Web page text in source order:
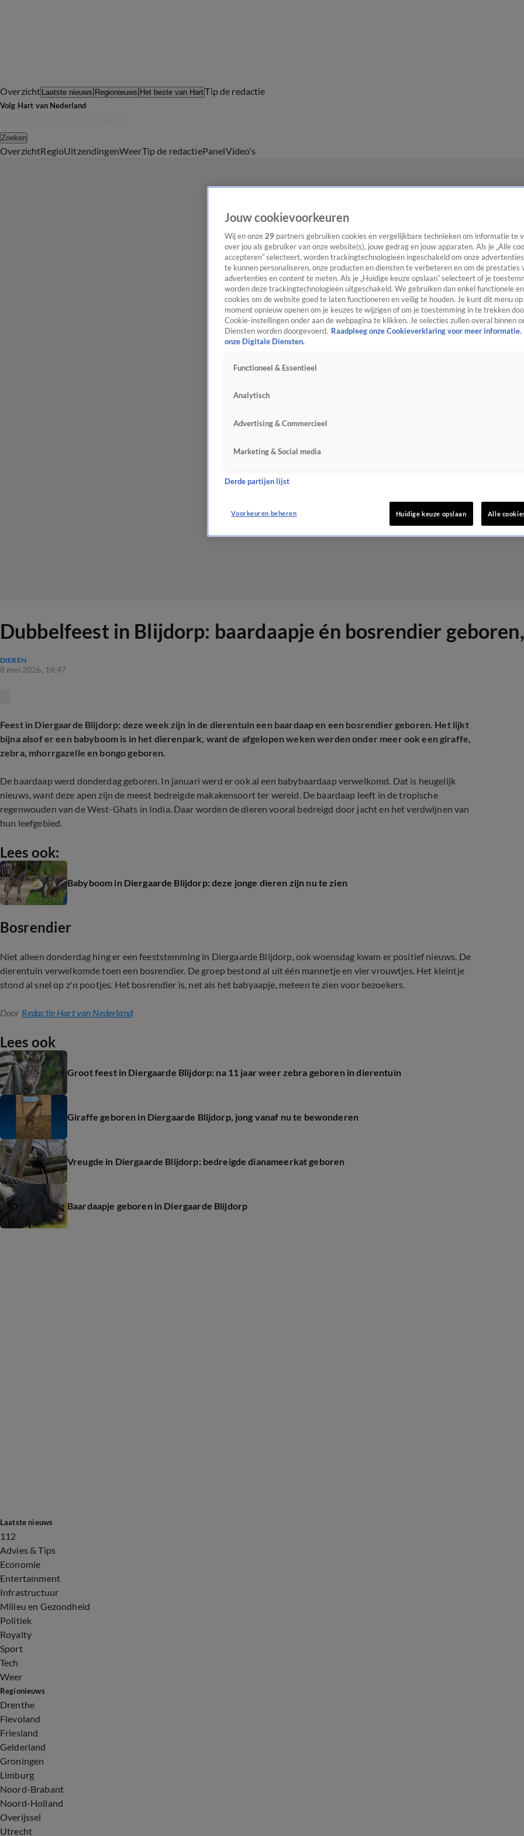
Overzicht Laatste nieuws Regionieuws Het beste van HartTip de redactie
Volg Hart van Nederland
Zoeken
OverzichtRegioUitzendingenWeerTip de redactiePanelVideo's
Dubbelfeest in Blijdorp: baardaapje én bosrendier
DIEREN
8 mei 2026, 14:47
Feest in Diergaarde Blijdorp: deze week zijn in de dierentuin een baardaap en een bosrendier geboren. Het lijkt
bijna alsof er een babyboom is in het dierenpark, want de afgelopen weken werden onder meer ook een giraffe,
zebra, mhorrgazelle en bongo geboren.
De baardaap werd donderdag geboren. In januari werd er ook al een babybaardaap verwelkomd. Dat is heugelijk
nieuws, want deze apen zijn de meest bedreigde makakensoort ter wereld. De baardaap leeft in de tropische
regenwouden van de West-Ghats in India. Daar worden de dieren vooral bedreigd door jacht en het verdwijnen van
hun leefgebied.
Lees ook:
Babyboom in Diergaarde Blijdorp: deze jonge dieren zijn nu te zien
Bosrendier
Niet alleen donderdag hing er een feeststemming in Diergaarde Blijdorp, ook woensdag kwam er positief nieuws. De
dierentuin verwelkomde toen een bosrendier. De groep bestond al uit één mannetje en vier vrouwtjes. Het kleintje
stond al snel op z'n pootjes. Het bosrendier is, net als het babyaapje, meteen te zien voor bezoekers.
Door Redactie Hart van Nederland
Lees ook
Groot feest in Diergaarde Blijdorp: na 11 jaar weer zebra geboren in dierentuin
Giraffe geboren in Diergaarde Blijdorp, jong vanaf nu te bewonderen
Vreugde in Diergaarde Blijdorp: bedreigde dianameerkat geboren
Baardaapje geboren in Diergaarde Blijdorp
Laatste nieuws
112
Advies & Tips
Economie
Entertainment
Infrastructuur
Milieu en Gezondheid
Politiek
Royalty
Sport
Tech
Weer
Regionieuws
Drenthe
Flevoland
Friesland
Gelderland
Groningen
Limburg
Noord-Brabant
Noord-Holland
Overijssel
Utrecht
Jouw cookievoorkeuren
Wij en onze 29 partners gebruiken cookies en vergelijkbare technieken om informatie te
over jou als gebruiker van onze website(s), jouw gedrag en jouw apparaten. Als je „Alle
accepteren” selecteert, worden trackingtechnologieën ingeschakeld om onze
te kunnen personaliseren, onze producten en diensten te verbeteren en om de prestaties
advertenties en content te meten. Als je „Huidige keuze opslaan” selecteert of je
worden deze trackingtechnologieën uitgeschakeld. We gebruiken dan enkel functionele
cookies om de website goed te laten functioneren en veilig te houden. Je kunt dit menu
moment opnieuw openen om je keuzes te wijzigen of om je toestemming in te trekken
Cookie-instellingen onder aan de webpagina te klikken. Je selecties zullen overal binnen
Diensten worden doorgevoerd. Raadpleeg onze Cookieverklaring voor meer informatie.
onze Digitale Diensten.
Functioneel & Essentieel
Analytisch
Advertising & Commercieel
Marketing & Social media
Derde partijen lijst
Voorkeuren beheren Huidige keuze opslaan Alle